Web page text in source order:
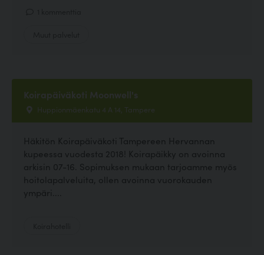
Koirapäiväkoti Moonwell's
Huppionmäenkatu 4 A 14, Tampere
Häkitön Koirapäiväkoti Tampereen Hervannan
kupeessa vuodesta 2018! Koirapäikky on avoinna
arkisin 07-16. Sopimuksen mukaan tarjoamme myös
hoitolapalveluita, ollen avoinna vuorokauden
ympäri....